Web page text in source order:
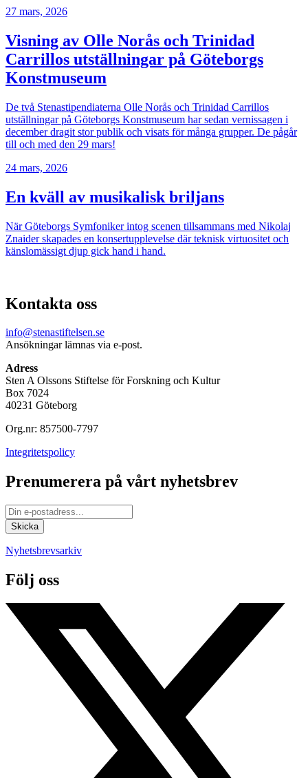
27 mars, 2026
Visning av Olle Norås och Trinidad
Carrillos utställningar på Göteborgs
Konstmuseum
De två Stenastipendiaterna Olle Norås och Trinidad Carrillos
utställningar på Göteborgs Konstmuseum har sedan vernissagen i
december dragit stor publik och visats för många grupper. De pågår
till och med den 29 mars!
24 mars, 2026
En kväll av musikalisk briljans
När Göteborgs Symfoniker intog scenen tillsammans med Nikolaj
Znaider skapades en konsertupplevelse där teknisk virtuositet och
känslomässigt djup gick hand i hand.
Kontakta oss
info@stenastiftelsen.se
Ansökningar lämnas via e-post.
Adress
Sten A Olssons Stiftelse för Forskning och Kultur
Box 7024
40231 Göteborg
Org.nr: 857500-7797
Integritetspolicy
Prenumerera på vårt nyhetsbrev
Nyhetsbrevsarkiv
Följ oss